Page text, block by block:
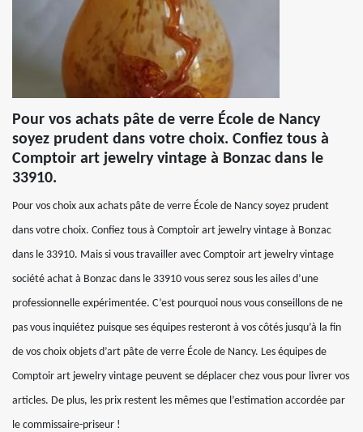
Pour vos achats pâte de verre École de Nancy
soyez prudent dans votre choix. Confiez tous à
Comptoir art jewelry vintage à Bonzac dans le
33910.
Pour vos choix aux achats pâte de verre École de Nancy soyez prudent
dans votre choix. Confiez tous à Comptoir art jewelry vintage à Bonzac
dans le 33910. Mais si vous travailler avec Comptoir art jewelry vintage
société achat à Bonzac dans le 33910 vous serez sous les ailes d’une
professionnelle expérimentée. C’est pourquoi nous vous conseillons de ne
pas vous inquiétez puisque ses équipes resteront à vos côtés jusqu’à la fin
de vos choix objets d’art pâte de verre École de Nancy. Les équipes de
Comptoir art jewelry vintage peuvent se déplacer chez vous pour livrer vos
articles. De plus, les prix restent les mêmes que l’estimation accordée par
le commissaire-priseur !